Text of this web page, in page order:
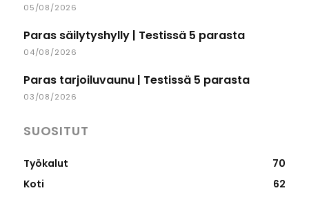
05/08/2026
Paras säilytyshylly | Testissä 5 parasta
04/08/2026
Paras tarjoiluvaunu | Testissä 5 parasta
03/08/2026
SUOSITUT
Työkalut
70
Koti
62